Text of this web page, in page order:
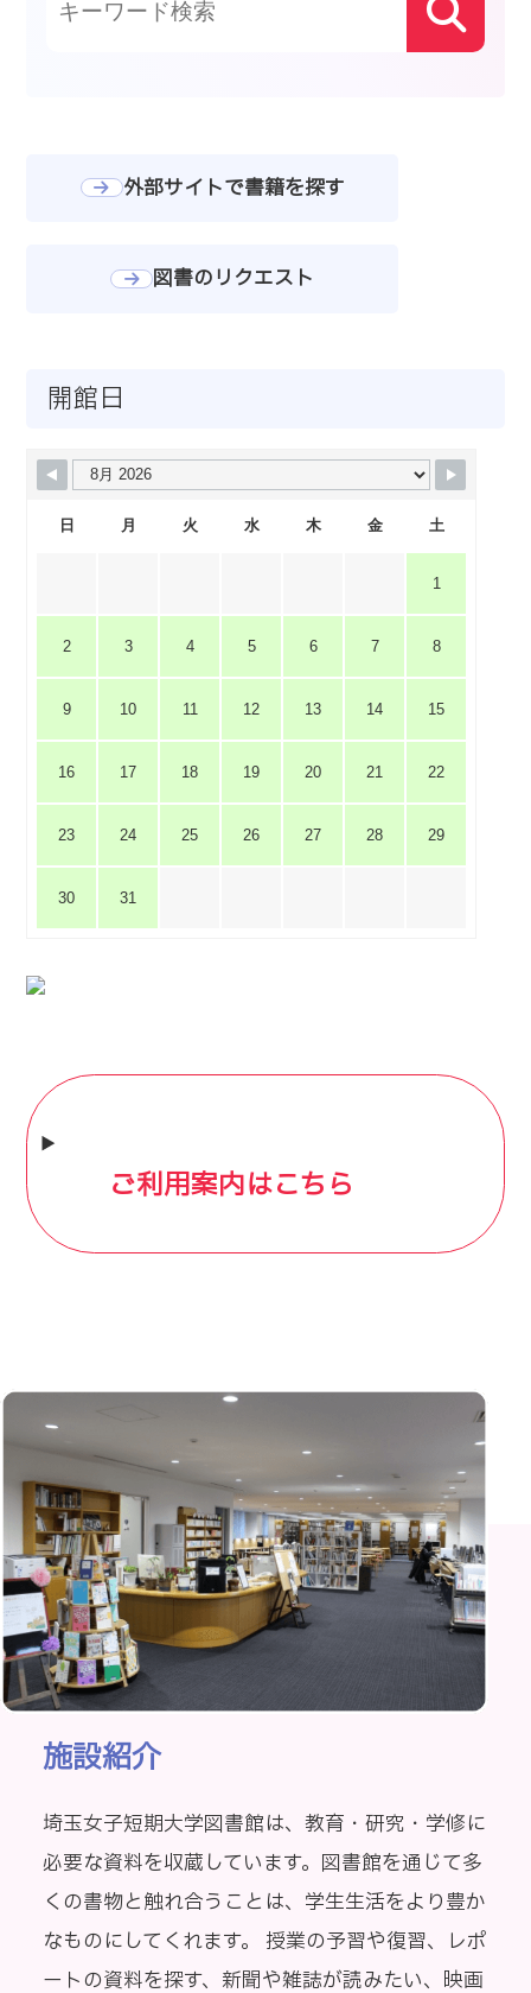
外部サイトで書籍を探す
図書のリクエスト
開館日
日 月 火 水 木 金 土
1
2 3 4 5 6 7 8
9 10 11 12 13 14 15
16 17 18 19 20 21 22
23 24 25 26 27 28 29
30 31
ご利用案内はこちら
施設紹介
埼玉女子短期大学図書館は、教育・研究・学修に
必要な資料を収蔵しています。図書館を通じて多
くの書物と触れ合うことは、学生生活をより豊か
なものにしてくれます。 授業の予習や復習、レポ
ートの資料を探す、新聞や雑誌が読みたい、映画